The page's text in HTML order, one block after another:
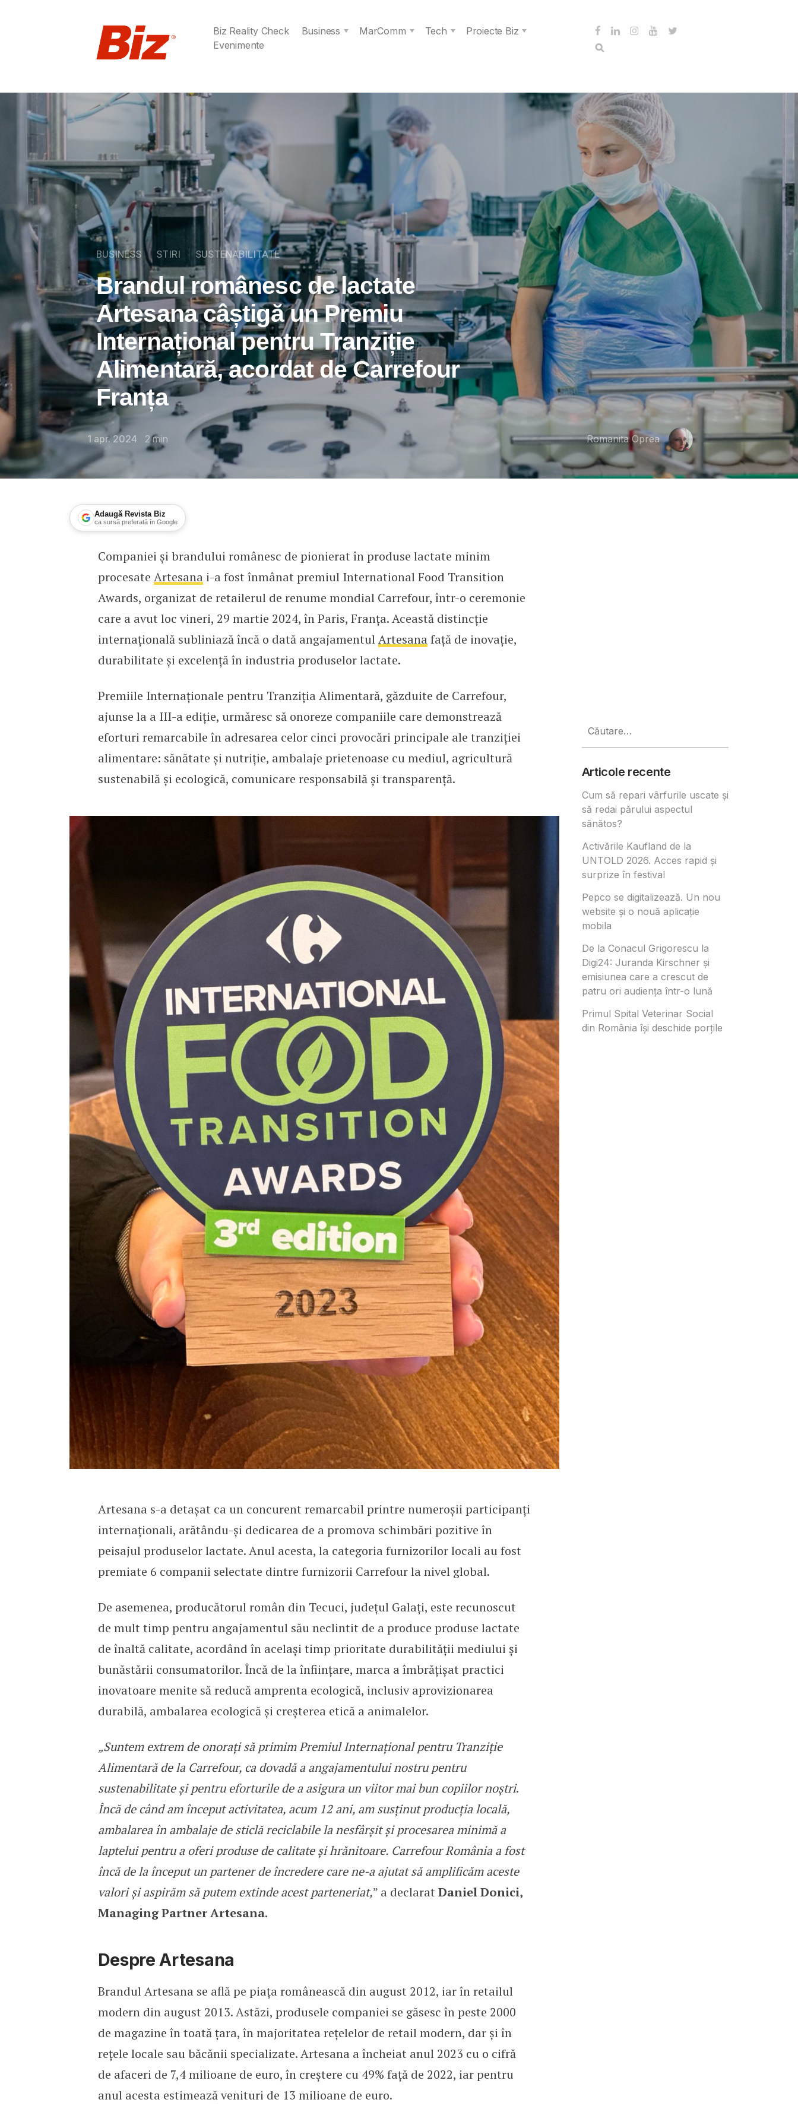
Biz Reality Check Business MarComm Tech
Proiecte Biz
Evenimente
BUSINESS STIRI SUSTENABILITATE
Brandul românesc de lactate
Artesana câștigă un Premiu
Internațional pentru Tranziție
Alimentară, acordat de Carrefour
Franța
1 apr. 2024 2 min Romanita Oprea
Adaugă Revista Biz
ca sursă preferată în Google
Brandul românesc de lactate Artesana câștigă un Premiu Internațional pentru Tranziție
Companiei și brandului românesc de pionierat în produse lactate minim
procesate Artesana i-a fost înmânat premiul International Food Transition
Awards, organizat de retailerul de renume mondial Carrefour, într-o ceremonie
care a avut loc vineri, 29 martie 2024, în Paris, Franța. Această distincție
internațională subliniază încă o dată angajamentulArtesana față de inovație,
durabilitate și excelență în industria produselor lactate.
Premiile Internaționale pentru Tranziția Alimentară, găzduite de Carrefour,
ajunse la a III-a ediție, urmăresc să onoreze companiile care demonstrează
eforturi remarcabile în adresarea celor cinci provocări principale ale tranziției
alimentare: sănătate și nutriție, ambalaje prietenoase cu mediul, agricultură
sustenabilă și ecologică, comunicare responsabilă și transparență.
Artesana s-a detașat ca un concurent remarcabil printre numeroșii participanți
internaționali, arătându-și dedicarea de a promova schimbări pozitive în
peisajul produselor lactate. Anul acesta, la categoria furnizorilor locali au fost
premiate 6 companii selectate dintre furnizorii Carrefour la nivel global.
De asemenea, producătorul român din Tecuci, județul Galați, este recunoscut
de mult timp pentru angajamentul său neclintit de a produce produse lactate
de înaltă calitate, acordând în același timp prioritate durabilității mediului și
bunăstării consumatorilor. Încă de la înființare, marca a îmbrățișat practici
inovatoare menite să reducă amprenta ecologică, inclusiv aprovizionarea
durabilă, ambalarea ecologică și creșterea etică a animalelor.
„Suntem extrem de onorați să primim Premiul Internațional pentru Tranziție
Alimentară de la Carrefour, ca dovadă a angajamentului nostru pentru
sustenabilitate și pentru eforturile de a asigura un viitor mai bun copiilor noștri.
Încă de când am început activitatea, acum 12 ani, am susținut producția locală,
ambalarea în ambalaje de sticlă reciclabile la nesfârșit și procesarea minimă a
laptelui pentru a oferi produse de calitate și hrănitoare. Carrefour România a fost
încă de la început un partener de încredere care ne-a ajutat să amplificăm aceste
valori și aspirăm să putem extinde acest parteneriat,” a declarat Daniel Donici,
Managing Partner Artesana.
Despre Artesana
Brandul Artesana se află pe piața românească din august 2012, iar în retailul
modern din august 2013. Astăzi, produsele companiei se găsesc în peste 2000
de magazine în toată țara, în majoritatea rețelelor de retail modern, dar și în
rețele locale sau băcănii specializate. Artesana a încheiat anul 2023 cu o cifră
de afaceri de 7,4 milioane de euro, în creștere cu 49% față de 2022, iar pentru
anul acesta estimează venituri de 13 milioane de euro.
după:
Articole recente
Cum să repari vârfurile uscate și
să redai părului aspectul
sănătos?
Activările Kaufland de la
UNTOLD 2026. Acces rapid și
surprize în festival
Pepco se digitalizează. Un nou
website și o nouă aplicație
mobila
De la Conacul Grigorescu la
Digi24: Juranda Kirschner și
emisiunea care a crescut de
patru ori audiența într-o lună
Primul Spital Veterinar Social
din România își deschide porțile